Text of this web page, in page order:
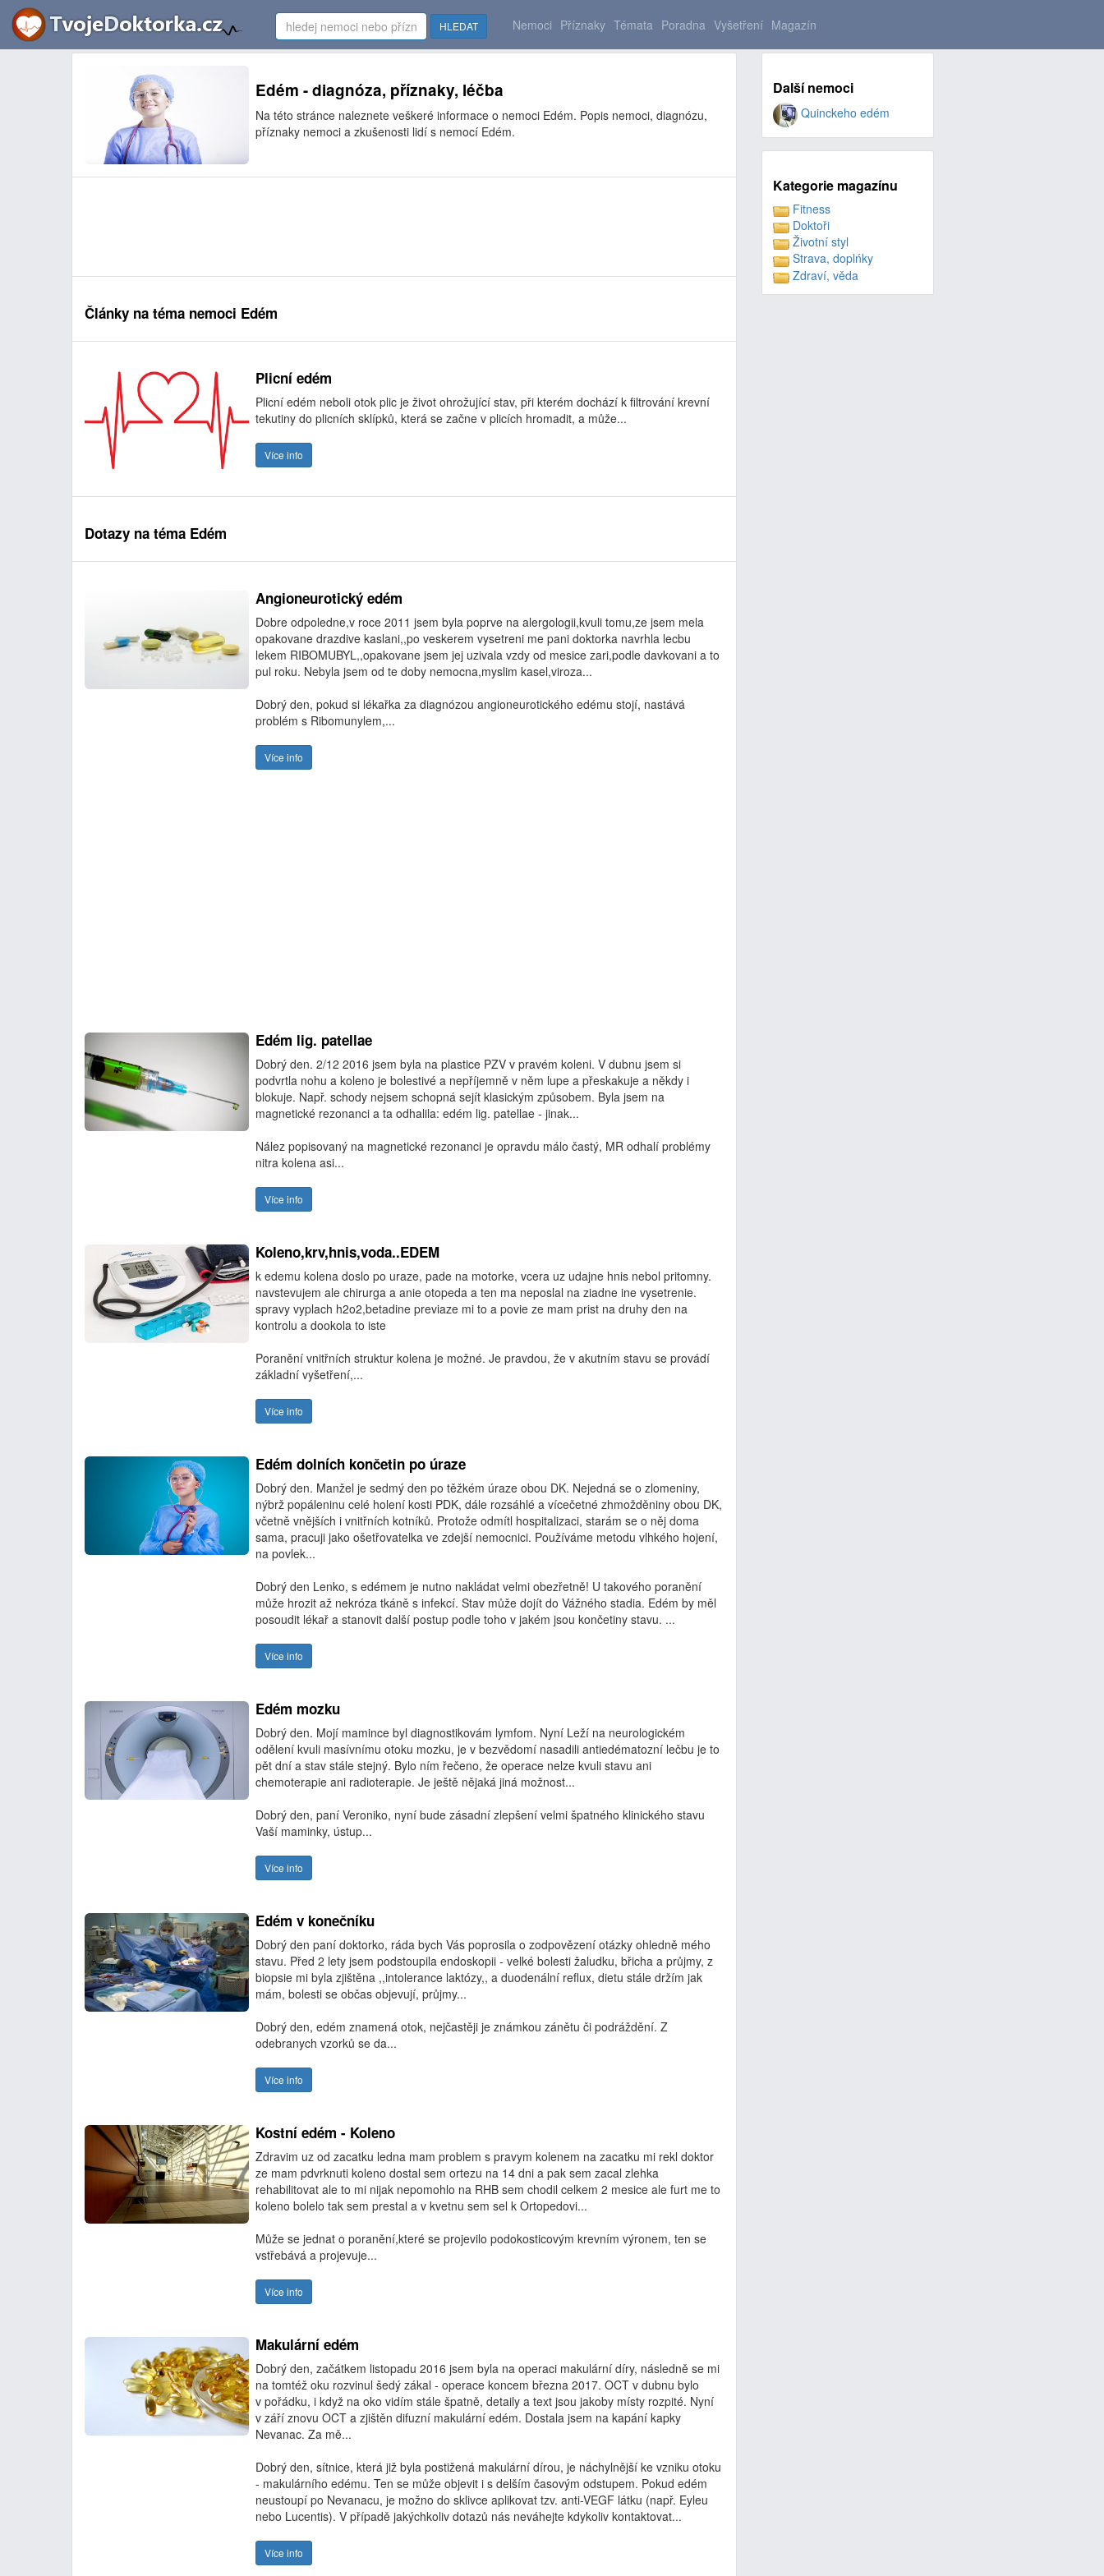
HLEDAT Nemoci Příznaky Témata Poradna Vyšetření Magazín
Edém - diagnóza, příznaky, léčba
Na této stránce naleznete veškeré informace o nemoci Edém. Popis nemoci, diagnózu,
příznaky nemoci a zkušenosti lidí s nemocí Edém.
Články na téma nemoci Edém
Plicní edém
Plicní edém neboli otok plic je život ohrožující stav, při kterém dochází k filtrování krevní
tekutiny do plicních sklípků, která se začne v plicích hromadit, a může...
Více info
Dotazy na téma Edém
Angioneurotický edém
Dobre odpoledne,v roce 2011 jsem byla poprve na alergologii,kvuli tomu,ze jsem mela
opakovane drazdive kaslani,,po veskerem vysetreni me pani doktorka navrhla lecbu
lekem RIBOMUBYL,,opakovane jsem jej uzivala vzdy od mesice zari,podle davkovani a to
pul roku. Nebyla jsem od te doby nemocna,myslim kasel,viroza...
Dobrý den, pokud si lékařka za diagnózou angioneurotického edému stojí, nastává
problém s Ribomunylem,...
Více info
Edém lig. patellae
Dobrý den. 2/12 2016 jsem byla na plastice PZV v pravém koleni. V dubnu jsem si
podvrtla nohu a koleno je bolestivé a nepříjemně v něm lupe a přeskakuje a někdy i
blokuje. Např. schody nejsem schopná sejít klasickým způsobem. Byla jsem na
magnetické rezonanci a ta odhalila: edém lig. patellae - jinak...
Nález popisovaný na magnetické rezonanci je opravdu málo častý, MR odhalí problémy
nitra kolena asi...
Více info
Koleno,krv,hnis,voda..EDEM
k edemu kolena doslo po uraze, pade na motorke, vcera uz udajne hnis nebol pritomny.
navstevujem ale chirurga a anie otopeda a ten ma neposlal na ziadne ine vysetrenie.
spravy vyplach h2o2,betadine previaze mi to a povie ze mam prist na druhy den na
kontrolu a dookola to iste
Poranění vnitřních struktur kolena je možné. Je pravdou, že v akutním stavu se provádí
základní vyšetření,...
Více info
Edém dolních končetin po úraze
Dobrý den. Manžel je sedmý den po těžkém úraze obou DK. Nejedná se o zlomeniny,
nýbrž popáleninu celé holení kosti PDK, dále rozsáhlé a vícečetné zhmožděniny obou DK,
včetně vnějších i vnitřních kotníků. Protože odmítl hospitalizaci, starám se o něj doma
sama, pracuji jako ošetřovatelka ve zdejší nemocnici. Používáme metodu vlhkého hojení,
na povlek...
Dobrý den Lenko, s edémem je nutno nakládat velmi obezřetně! U takového poranění
může hrozit až nekróza tkáně s infekcí. Stav může dojít do Vážného stadia. Edém by měl
posoudit lékař a stanovit další postup podle toho v jakém jsou končetiny stavu. ...
Více info
Edém mozku
Dobrý den. Mojí mamince byl diagnostikovám lymfom. Nyní Leží na neurologickém
odělení kvuli masívnímu otoku mozku, je v bezvědomí nasadili antiedématozní lečbu je to
pět dní a stav stále stejný. Bylo ním řečeno, že operace nelze kvuli stavu ani
chemoterapie ani radioterapie. Je ještě nějaká jiná možnost...
Dobrý den, paní Veroniko, nyní bude zásadní zlepšení velmi špatného klinického stavu
Vaší maminky, ústup...
Více info
Edém v konečníku
Dobrý den paní doktorko, ráda bych Vás poprosila o zodpovězení otázky ohledně mého
stavu. Před 2 lety jsem podstoupila endoskopii - velké bolesti žaludku, břicha a průjmy, z
biopsie mi byla zjištěna ,,intolerance laktózy,, a duodenální reflux, dietu stále držím jak
mám, bolesti se občas objevují, průjmy...
Dobrý den, edém znamená otok, nejčastěji je známkou zánětu či podráždění. Z
odebranych vzorků se da...
Více info
Kostní edém - Koleno
Zdravim uz od zacatku ledna mam problem s pravym kolenem na zacatku mi rekl doktor
ze mam pdvrknuti koleno dostal sem ortezu na 14 dni a pak sem zacal zlehka
rehabilitovat ale to mi nijak nepomohlo na RHB sem chodil celkem 2 mesice ale furt me to
koleno bolelo tak sem prestal a v kvetnu sem sel k Ortopedovi...
Může se jednat o poranění,které se projevilo podokosticovým krevním výronem, ten se
vstřebává a projevuje...
Více info
Makulární edém
Dobrý den, začátkem listopadu 2016 jsem byla na operaci makulární díry, následně se mi
na tomtéž oku rozvinul šedý zákal - operace koncem března 2017. OCT v dubnu bylo
v pořádku, i když na oko vidím stále špatně, detaily a text jsou jakoby místy rozpité. Nyní
v září znovu OCT a zjištěn difuzní makulární edém. Dostala jsem na kapání kapky
Nevanac. Za mě...
Dobrý den, sítnice, která již byla postižená makulární dírou, je náchylnější ke vzniku otoku
- makulárního edému. Ten se může objevit i s delším časovým odstupem. Pokud edém
neustoupí po Nevanacu, je možno do sklivce aplikovat tzv. anti-VEGF látku (např. Eyleu
nebo Lucentis). V případě jakýchkoliv dotazů nás neváhejte kdykoliv kontaktovat...
Více info
Další nemoci
Quinckeho edém
Kategorie magazínu
Fitness
Doktoři
Životní styl
Strava, doplńky
Zdraví, věda